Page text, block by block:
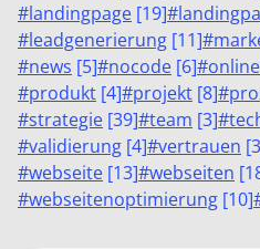
#landingpage [19]#
#leadgenerierung [11]#
#news [5]#nocode [6]#
#produkt [4]#projekt [8]#
#strategie [39]#team [3]#
#validierung [4]#vertrauen [3
#webseite [13]#webseiten [
#webseitenoptimierung [10]